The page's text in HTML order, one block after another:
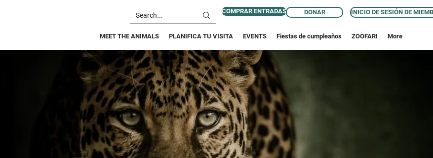
COMPRAR ENTRADAS DONAR INICIO DE SESIÓN DE
MEET THE ANIMALS PLANIFICA TU VISITA EVENTS Fiestas de cumpleaños ZOOFARI More